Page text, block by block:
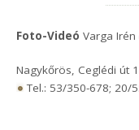
Foto-VideóVarga Irén
Nagykőrös, Ceglédi út
Tel.: 53/350-678; 20/